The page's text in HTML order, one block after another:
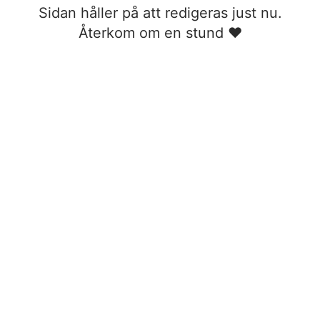
Sidan håller på att redigeras just nu.
Återkom om en stund ❤︎